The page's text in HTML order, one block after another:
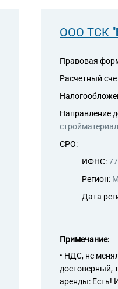
ООО ТСК
Правовая
Расчетный
Направление
СРО:
ИФНС:
Регион:
Дата
Примечание:
• НДС, не
достоверный,
аренды: Есть!